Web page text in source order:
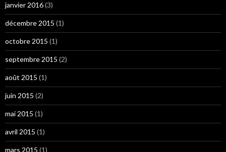
janvier 2016(3)
décembre 2015 (1)
octobre 2015 (1)
septembre 2015 (2)
août 2015 (1)
juin 2015 (2)
mai 2015 (1)
avril 2015 (1)
mars 2015 (1)